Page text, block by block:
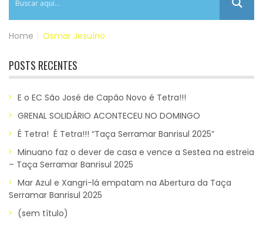
Home Osmar Jesuíno
POSTS RECENTES
E o EC São José de Capão Novo é Tetra!!!
GRENAL SOLIDÁRIO ACONTECEU NO DOMINGO
É Tetra! É Tetra!!! “Taça Serramar Banrisul 2025”
Minuano faz o dever de casa e vence a Sestea na estreia
– Taça Serramar Banrisul 2025
Mar Azul e Xangri-lá empatam na Abertura da Taça
Serramar Banrisul 2025
(sem título)